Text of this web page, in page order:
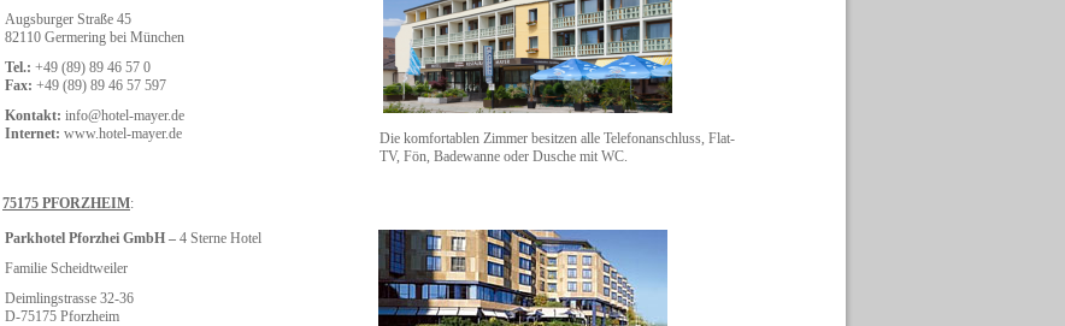
Augsburger Straße 45
82110 Germering bei München
Tel.: +49 (89) 89 46 57 0
Fax: +49 (89) 89 46 57 597
Kontakt: info@hotel-mayer.de
Internet: www.hotel-mayer.de
Die komfortablen Zimmer besitzen alle Telefonanschluss, Flat-
TV, Fön, Badewanne oder Dusche mit WC.
75175 PFORZHEIM:
Parkhotel Pforzhei GmbH – 4 Sterne Hotel
Familie Scheidtweiler
Deimlingstrasse 32-36
D-75175 Pforzheim